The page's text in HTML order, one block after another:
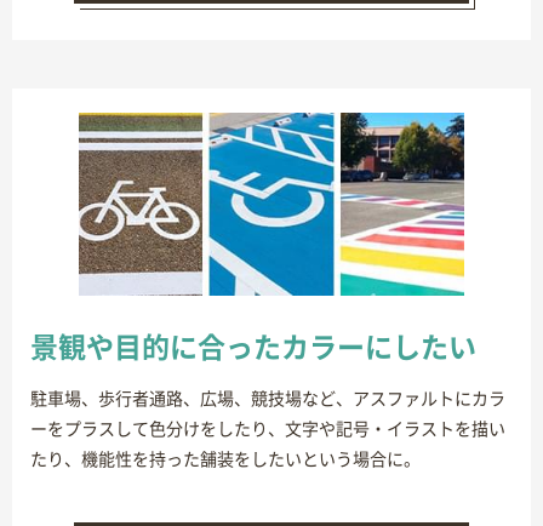
景観や目的に合ったカラーにしたい
駐車場、歩行者通路、広場、競技場など、アスファルトにカラ
ーをプラスして色分けをしたり、文字や記号・イラストを描い
たり、機能性を持った舗装をしたいという場合に。